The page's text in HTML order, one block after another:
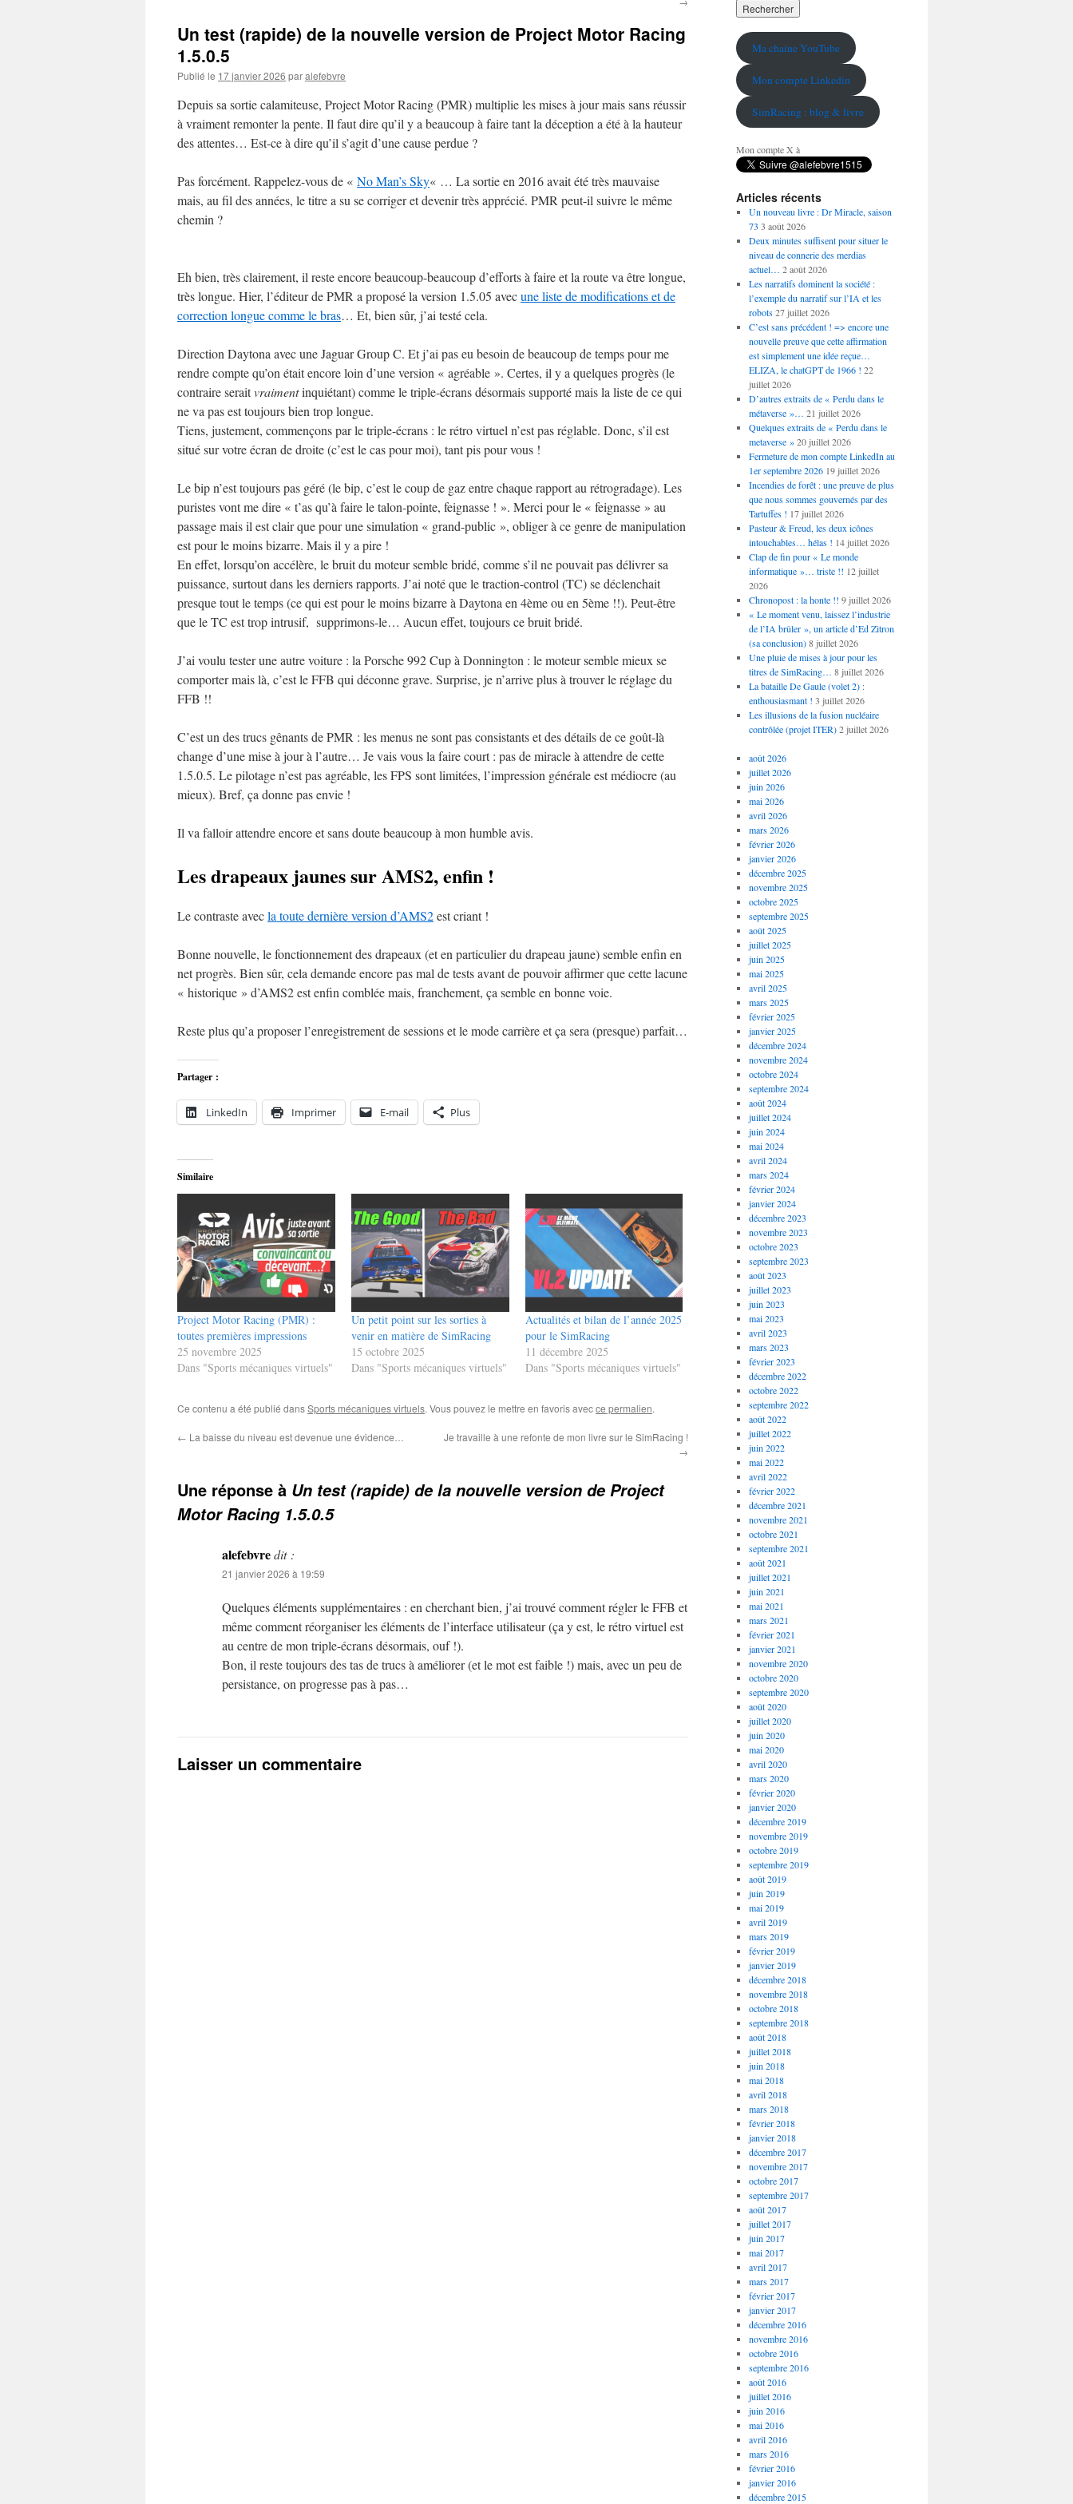
Un test (rapide) de la nouvelle version de Project Motor Racing
1.5.0.5
Publié le 17 janvier 2026 paralefebvre
Depuis sa sortie calamiteuse, Project Motor Racing (PMR) multiplie les mises à jour mais sans réussir
à vraiment remonter la pente. Il faut dire qu’il y a beaucoup à faire tant la déception a été à la hauteur
des attentes… Est-ce à dire qu’il s’agit d’une cause perdue ?
Pas forcément. Rappelez-vous de « No Man’s Sky« … La sortie en 2016 avait été très mauvaise
mais, au fil des années, le titre a su se corriger et devenir très apprécié. PMR peut-il suivre le même
chemin ?
Eh bien, très clairement, il reste encore beaucoup-beaucoup d’efforts à faire et la route va être longue,
très longue. Hier, l’éditeur de PMR a proposé la version 1.5.05 avecune liste de modifications et de
correction longue comme le bras… Et, bien sûr, j’ai testé cela.
Direction Daytona avec une Jaguar Group C. Et j’ai pas eu besoin de beaucoup de temps pour me
rendre compte qu’on était encore loin d’une version « agréable ». Certes, il y a quelques progrès (le
contraire seraitvraimentinquiétant) comme le triple-écrans désormais supporté mais la liste de ce qui
ne va pas est toujours bien trop longue.
Tiens, justement, commençons par le triple-écrans : le rétro virtuel n’est pas réglable. Donc, s’il est
situé sur votre écran de droite (c’est le cas pour moi), tant pis pour vous !
Le bip n’est toujours pas géré (le bip, c’est le coup de gaz entre chaque rapport au rétrogradage). Les
puristes vont me dire « t’as qu’à faire le talon-pointe, feignasse ! ». Merci pour le « feignasse » au
passage mais il est clair que pour une simulation « grand-public », obliger à ce genre de manipulation
est pour le moins bizarre. Mais il y a pire !
En effet, lorsqu’on accélère, le bruit du moteur semble bridé, comme s’il ne pouvait pas délivrer sa
puissance, surtout dans les derniers rapports. J’ai noté que le traction-control (TC) se déclenchait
presque tout le temps (ce qui est pour le moins bizarre à Daytona en 4ème ou en 5ème !!). Peut-être
que le TC est trop intrusif, supprimons-le… Aucun effet, toujours ce bruit bridé.
J’ai voulu tester une autre voiture : la Porsche 992 Cup à Donnington : le moteur semble mieux se
comporter mais là, c’est le FFB qui déconne grave. Surprise, je n’arrive plus à trouver le réglage du
FFB !!
C’est un des trucs gênants de PMR : les menus ne sont pas consistants et des détails de ce goût-là
change d’une mise à jour à l’autre… Je vais vous la faire court : pas de miracle à attendre de cette
1.5.0.5. Le pilotage n’est pas agréable, les FPS sont limitées, l’impression générale est médiocre (au
mieux). Bref, ça donne pas envie !
Il va falloir attendre encore et sans doute beaucoup à mon humble avis.
Les drapeaux jaunes sur AMS2, enfin !
Le contraste avecla toute dernière version d’AMS2est criant !
Bonne nouvelle, le fonctionnement des drapeaux (et en particulier du drapeau jaune) semble enfin en
net progrès. Bien sûr, cela demande encore pas mal de tests avant de pouvoir affirmer que cette lacune
« historique » d’AMS2 est enfin comblée mais, franchement, ça semble en bonne voie.
Reste plus qu’a proposer l’enregistrement de sessions et le mode carrière et ça sera (presque) parfait…
Partager :
LinkedIn Imprimer E-mail Plus
Similaire
Project Motor Racing (PMR) :
toutes premières impressions
25 novembre 2025
Dans "Sports mécaniques virtuels"
Un petit point sur les sorties à
venir en matière de SimRacing
15 octobre 2025
Dans "Sports mécaniques virtuels"
Actualités et bilan de l’année 2025
pour le SimRacing
11 décembre 2025
Dans "Sports mécaniques virtuels"
Ce contenu a été publié dansSports mécaniques virtuels. Vous pouvez le mettre en favoris avecce permalien.
← La baisse du niveau est devenue une évidence…
Je travaille à une refonte de mon livre sur le SimRacing !
→
Une réponse à Un test (rapide) de la nouvelle version de Project
Motor Racing 1.5.0.5
alefebvredit :
21 janvier 2026 à 19:59
Quelques éléments supplémentaires : en cherchant bien, j’ai trouvé comment régler le FFB et
même comment réorganiser les éléments de l’interface utilisateur (ça y est, le rétro virtuel est
au centre de mon triple-écrans désormais, ouf !).
Bon, il reste toujours des tas de trucs à améliorer (et le mot est faible !) mais, avec un peu de
persistance, on progresse pas à pas…
Laisser un commentaire
Ma chaine YouTube
Mon compte Linkedin
SimRacing : blog & livre
Mon compte X à
Articles récents
Un nouveau livre : Dr Miracle, saison
73 3 août 2026
Deux minutes suffisent pour situer le
niveau de connerie des merdias
actuel… 2 août 2026
Les narratifs dominent la société :
l’exemple du narratif sur l’IA et les
robots 27 juillet 2026
C’est sans précédent ! => encore une
nouvelle preuve que cette affirmation
est simplement une idée reçue…
ELIZA, le chatGPT de 1966 ! 22
juillet 2026
D’autres extraits de « Perdu dans le
métaverse »… 21 juillet 2026
Quelques extraits de « Perdu dans le
metaverse » 20 juillet 2026
Fermeture de mon compte LinkedIn au
1er septembre 2026 19 juillet 2026
Incendies de forêt : une preuve de plus
que nous sommes gouvernés par des
Tartuffes ! 17 juillet 2026
Pasteur & Freud, les deux icônes
intouchables… hélas ! 14 juillet 2026
Clap de fin pour « Le monde
informatique »… triste !! 12 juillet
2026
Chronopost : la honte !! 9 juillet 2026
« Le moment venu, laissez l’industrie
de l’IA brûler », un article d’Ed Zitron
(sa conclusion) 8 juillet 2026
Une pluie de mises à jour pour les
titres de SimRacing… 8 juillet 2026
La bataille De Gaule (volet 2) :
enthousiasmant ! 3 juillet 2026
Les illusions de la fusion nucléaire
contrôlée (projet ITER) 2 juillet 2026
août 2026
juillet 2026
juin 2026
mai 2026
avril 2026
mars 2026
février 2026
janvier 2026
décembre 2025
novembre 2025
octobre 2025
septembre 2025
août 2025
juillet 2025
juin 2025
mai 2025
avril 2025
mars 2025
février 2025
janvier 2025
décembre 2024
novembre 2024
octobre 2024
septembre 2024
août 2024
juillet 2024
juin 2024
mai 2024
avril 2024
mars 2024
février 2024
janvier 2024
décembre 2023
novembre 2023
octobre 2023
septembre 2023
août 2023
juillet 2023
juin 2023
mai 2023
avril 2023
mars 2023
février 2023
décembre 2022
octobre 2022
septembre 2022
août 2022
juillet 2022
juin 2022
mai 2022
avril 2022
février 2022
décembre 2021
novembre 2021
octobre 2021
septembre 2021
août 2021
juillet 2021
juin 2021
mai 2021
mars 2021
février 2021
janvier 2021
novembre 2020
octobre 2020
septembre 2020
août 2020
juillet 2020
juin 2020
mai 2020
avril 2020
mars 2020
février 2020
janvier 2020
décembre 2019
novembre 2019
octobre 2019
septembre 2019
août 2019
juin 2019
mai 2019
avril 2019
mars 2019
février 2019
janvier 2019
décembre 2018
novembre 2018
octobre 2018
septembre 2018
août 2018
juillet 2018
juin 2018
mai 2018
avril 2018
mars 2018
février 2018
janvier 2018
décembre 2017
novembre 2017
octobre 2017
septembre 2017
août 2017
juillet 2017
juin 2017
mai 2017
avril 2017
mars 2017
février 2017
janvier 2017
décembre 2016
novembre 2016
octobre 2016
septembre 2016
août 2016
juillet 2016
juin 2016
mai 2016
avril 2016
mars 2016
février 2016
janvier 2016
décembre 2015